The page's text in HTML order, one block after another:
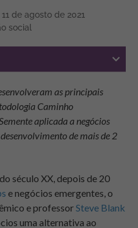
11 de agosto de 2021
social
as principais
Caminho
aplicada a negócios
de mais de 2
século XX, depois de 20
e negócios emergentes, o
e professorSteve Blank
uma alternativa ao